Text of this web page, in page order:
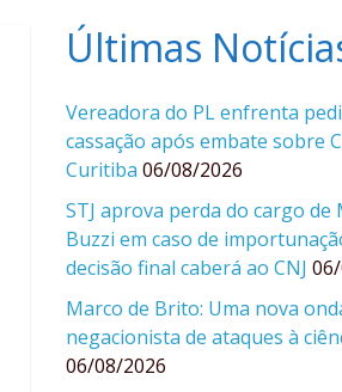
Últimas
Vereadora do PL enfrenta
cassação após embate sobre
Curitiba 06/08/2026
STJ aprova perda do cargo de
Buzzi em caso de
decisão final caberá ao CNJ
Marco de Brito: Uma nova
negacionista de ataques à
06/08/2026